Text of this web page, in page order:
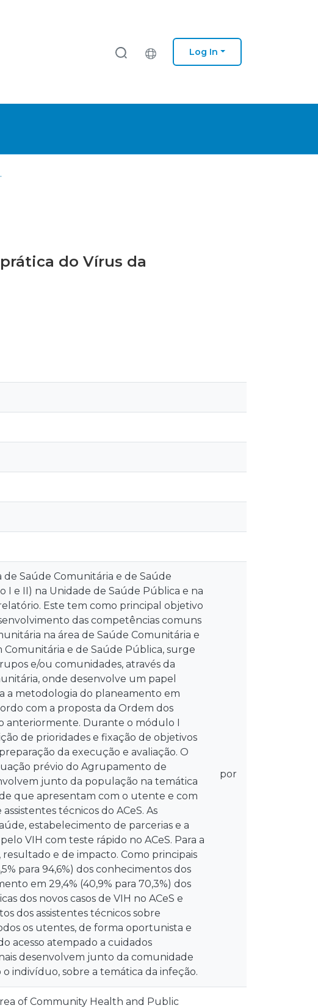
Log In
Humana (VIH)
do Vírus da
Saúde Comunitária e de Saúde
I e II) na Unidade de Saúde Pública e na
Este tem como principal objetivo
das competências comuns
na área de Saúde Comunitária e
e de Saúde Pública, surge
e/ou comunidades, através da
onde desenvolve um papel
a metodologia do planeamento em
com a proposta da Ordem dos
anteriormente. Durante o módulo I
de prioridades e fixação de objetivos
da execução e avaliação. O
prévio do Agrupamento de
junto da população na temática
que apresentam com o utente e com
técnicos do ACeS. As
estabelecimento de parcerias e a
VIH com teste rápido no ACeS. Para a
e de impacto. Como principais
para 94,6%) dos conhecimentos dos
em 29,4% (40,9% para 70,3%) dos
dos novos casos de VIH no ACeS e
dos assistentes técnicos sobre
os utentes, de forma oportunista e
acesso atempado a cuidados
desenvolvem junto da comunidade
indivíduo, sobre a temática da infeção.
por
of Community Health and Public